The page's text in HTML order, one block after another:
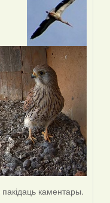
пакідаць каментары.